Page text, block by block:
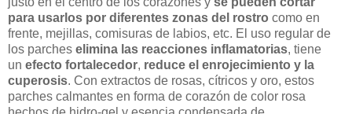
para usarlos por diferentes zonas del rostro como en
frente, mejillas, comisuras de labios, etc. El uso regular de
los parches e limina las reacciones inflamatorias, tiene
un efecto fortalecedor, reduce el enrojecimiento y la
cuperosis. Con extractos de rosas, cítricos y oro, estos
parches calmantes en forma de corazón de color rosa